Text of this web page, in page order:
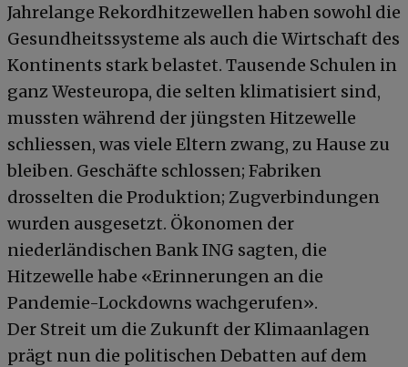
Jahrelange Rekordhitzewellen haben sowohl die
Gesundheitssysteme als auch die Wirtschaft des
Kontinents stark belastet. Tausende Schulen in
ganz Westeuropa, die selten klimatisiert sind,
mussten während der jüngsten Hitzewelle
schliessen, was viele Eltern zwang, zu Hause zu
bleiben. Geschäfte schlossen; Fabriken
drosselten die Produktion; Zugverbindungen
wurden ausgesetzt. Ökonomen der
niederländischen Bank ING sagten, die
Hitzewelle habe «Erinnerungen an die
Pandemie-Lockdowns wachgerufen».
Der Streit um die Zukunft der Klimaanlagen
prägt nun die politischen Debatten auf dem